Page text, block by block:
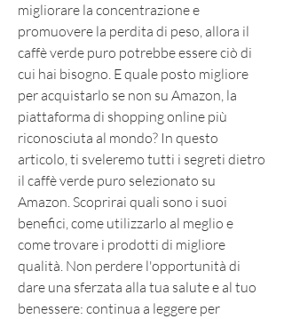
migliorare la concentrazione e
promuovere la perdita di peso, allora il
caffè verde puro potrebbe essere ciò di
cui hai bisogno. E quale posto migliore
per acquistarlo se non su Amazon, la
piattaforma di shopping online più
riconosciuta al mondo? In questo
articolo, ti sveleremo tutti i segreti dietro
il caffè verde puro selezionato su
Amazon. Scoprirai quali sono i suoi
benefici, come utilizzarlo al meglio e
come trovare i prodotti di migliore
qualità. Non perdere l'opportunità di
dare una sferzata alla tua salute e al tuo
benessere: continua a leggere per